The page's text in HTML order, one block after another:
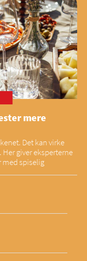
mere
Det kan virke
giver eksperterne
med spiselig